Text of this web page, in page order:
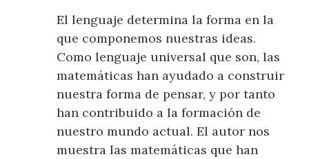
El lenguaje determina la forma en la
que componemos nuestras ideas.
Como lenguaje universal que son, las
matemáticas han ayudado a construir
nuestra forma de pensar, y por tanto
han contribuido a la formación de
nuestro mundo actual. El autor nos
muestra las matemáticas que han